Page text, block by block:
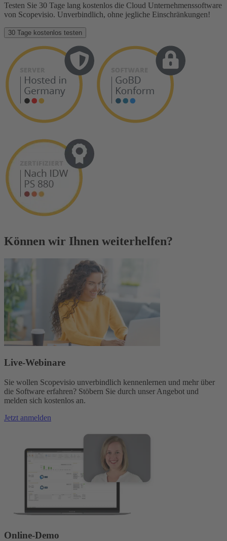
Testen Sie 30 Tage lang kostenlos die Cloud Unternehmenssoftware
von Scopevisio. Unverbindlich, ohne jegliche Einschränkungen!
30 Tage kostenlos testen
Können wir Ihnen weiterhelfen?
Live-Webinare
Sie wollen Scopevisio unverbindlich kennenlernen und mehr über
die Software erfahren? Stöbern Sie durch unser Angebot und
melden sich kostenlos an.
Jetzt anmelden
Online-Demo